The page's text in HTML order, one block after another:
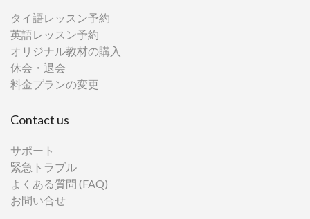
タイ語レッスン予約
英語レッスン予約
オリジナル教材の購入
休会・退会
料金プランの変更
Contact us
サポート
緊急トラブル
よくある質問 (FAQ)
お問い合せ